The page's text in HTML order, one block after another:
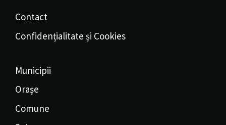
Contact
Confidențialitate și Cookies
Municipii
Orașe
Comune